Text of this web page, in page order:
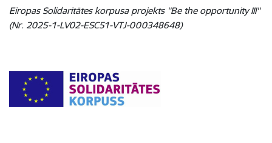
Eiropas Solidaritātes korpusa projekts ''Be the opportunity III''
(Nr. 2025-1-LV02-ESC51-VTJ-000348648)